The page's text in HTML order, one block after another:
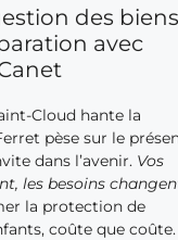
des biens
avec
Cloud hante la
pèse sur le
dans l’avenir. Vos
les besoins
la protection de
coûte que coûte.